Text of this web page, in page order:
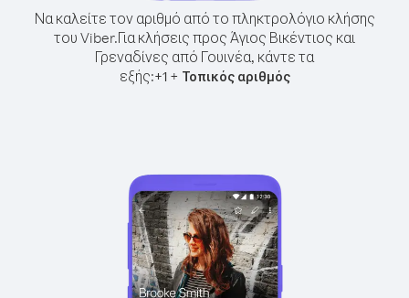
Να καλείτε τον αριθμό από το πληκτρολόγιο κλήσης
του Viber.Για κλήσεις προς Άγιος Βικέντιος και
Γρεναδίνες από Γουινέα, κάντε τα
εξής:+1+ Τοπικός αριθμός